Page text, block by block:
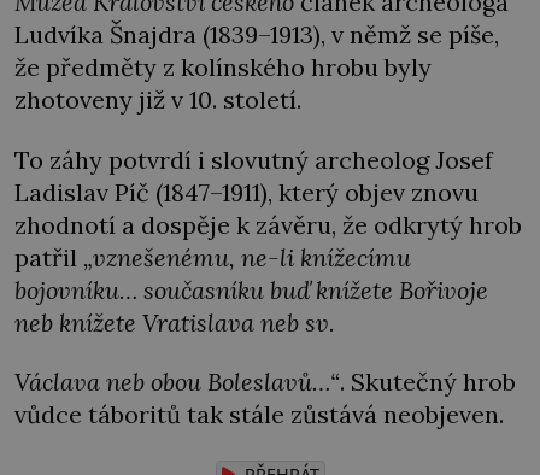
Ludvíka Šnajdra (1839–1913), v němž se píše,
že předměty z kolínského hrobu byly
zhotoveny již v 10. století.
To záhy potvrdí i slovutný archeolog Josef
Ladislav Píč (1847–1911), který objev znovu
zhodnotí a dospěje k závěru, že odkrytý hrob
patřil „vznešenému, ne-li knížecímu
bojovníku… současníku buď knížete Bořivoje
neb knížete Vratislava neb sv.
Václava neb obou Boleslavů…“. Skutečný hrob
vůdce táboritů tak stále zůstává neobjeven.